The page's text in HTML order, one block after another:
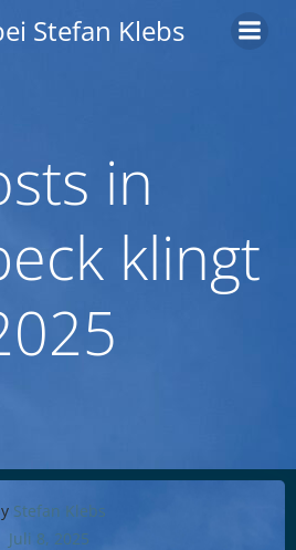
Inhalt
Stefan Klebs
in
klingt
Stefan Klebs
Juli 8, 2025